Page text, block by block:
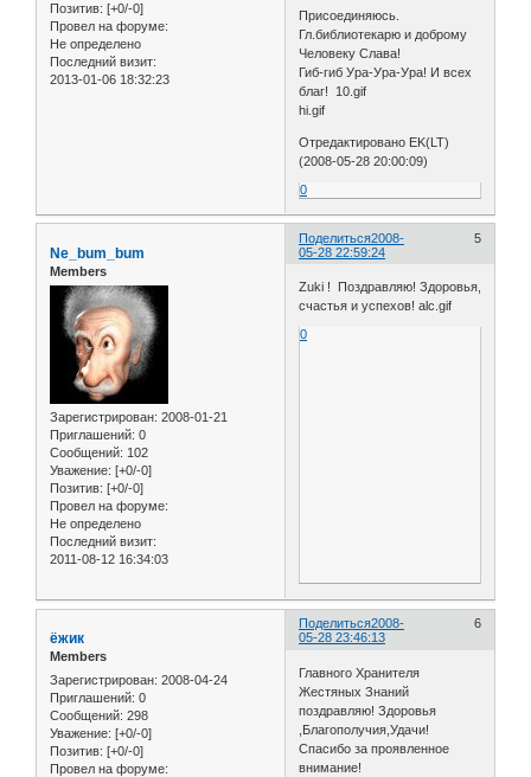
Позитив: [+0/-0]
Провел на форуме:
Не определено
Последний визит:
2013-01-06 18:32:23
Присоединяюсь.
Гл.библиотекарю и доброму
Человеку Слава!
Гиб-гиб Ура-Ура-Ура! И всех
благ! 10.gif
hi.gif
Отредактировано EK(LT)
(2008-05-28 20:00:09)
0
Поделиться 5
2008-
05-28 22:59:24
Ne_bum_bum
Members
Зарегистрирован: 2008-01-21
Приглашений: 0
Сообщений: 102
Уважение: [+0/-0]
Позитив: [+0/-0]
Провел на форуме:
Не определено
Последний визит:
2011-08-12 16:34:03
Zuki ! Поздравляю! Здоровья,
счастья и успехов! alc.gif
0
Поделиться 6
2008-
05-28 23:46:13
ёжик
Members
Зарегистрирован: 2008-04-24
Приглашений: 0
Сообщений: 298
Уважение: [+0/-0]
Позитив: [+0/-0]
Провел на форуме:
Главного Хранителя
Жестяных Знаний
поздравляю! Здоровья
,Благополучия,Удачи!
Спасибо за проявленное
внимание!